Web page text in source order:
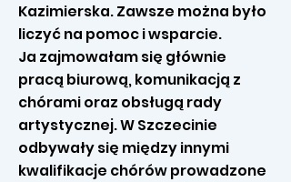
Kazimierska. Zawsze można było
liczyć na pomoc i wsparcie.
Ja zajmowałam się głównie
pracą biurową, komunikacją z
chórami oraz obsługą rady
artystycznej. W Szczecinie
odbywały się między innymi
kwalifikacje chórów prowadzone